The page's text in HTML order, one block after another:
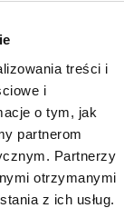
treści i
i
o tym, jak
partnerom
Partnerzy
otrzymanymi
z ich usług.